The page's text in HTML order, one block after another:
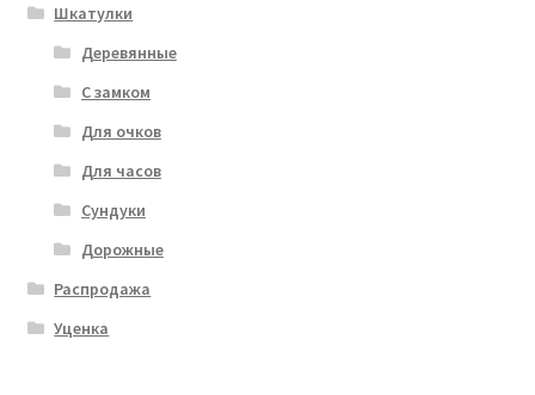
Шкатулки
Деревянные
С замком
Для очков
Для часов
Сундуки
Дорожные
Распродажа
Уценка